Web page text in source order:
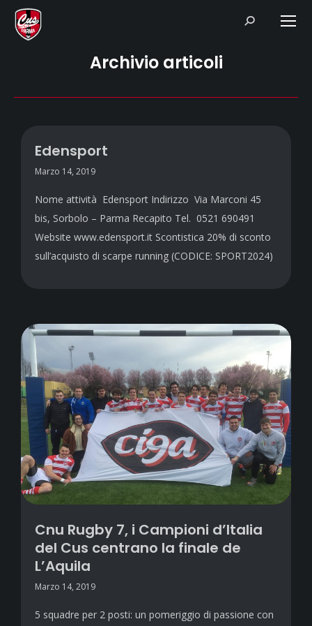
Search:
Archivio articoli
Edensport
Marzo 14, 2019
Nome attività Edensport Indirizzo Via Marconi 45
bis, Sorbolo – Parma Recapito Tel. 0521 690491
Website www.edensport.it Scontistica 20% di sconto
sull’acquisto di scarpe running (CODICE: SPORT2024)
Cnu Rugby 7, i Campioni d’Italia
del Cus centrano la finale de
L’Aquila
Marzo 14, 2019
5 squadre per 2 posti: un pomeriggio di passione con